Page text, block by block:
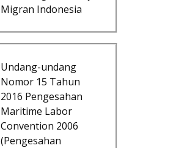
Migran Indonesia
Undang-undang
Nomor 15 Tahun
2016 Pengesahan
Maritime Labor
Convention 2006
(Pengesahan